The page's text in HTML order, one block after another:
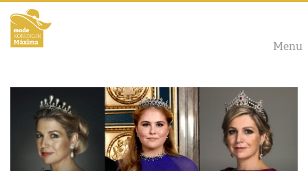
Menu